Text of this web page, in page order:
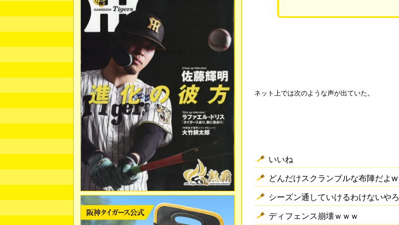
ネット上では次のような声が出ていた。
いいね
どんだけスクランブルな布陣だよw
シーズン通していけるわけないやろ
ディフェンス崩壊ｗｗｗ